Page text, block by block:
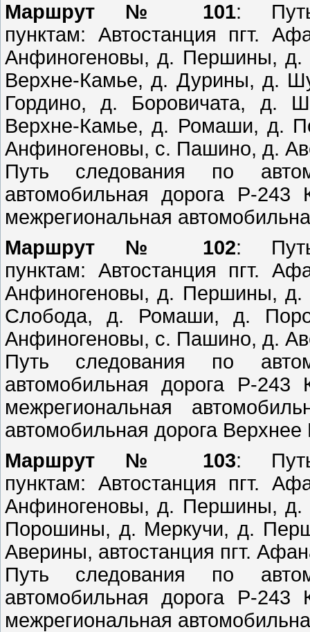
Маршрут № 101:
пунктам: Автостанция пгт.
Анфиногеновы, д. Першины,
Верхне-Камье, д. Дурины, д.
Гордино, д. Боровичата, д.
Верхне-Камье, д. Ромаши, д.
Анфиногеновы, с. Пашино, д.
Путь следования по
автомобильная дорога Р-
межрегиональная
Маршрут № 102:
пунктам: Автостанция пгт.
Анфиногеновы, д. Першины,
Слобода, д. Ромаши, д.
Анфиногеновы, с. Пашино, д.
Путь следования по
автомобильная дорога Р-
межрегиональная
автомобильная дорога
Маршрут № 103:
пунктам: Автостанция пгт.
Анфиногеновы, д. Першины,
Порошины, д. Меркучи, д.
Аверины, автостанция пгт.
Путь следования по
автомобильная дорога Р-
межрегиональная